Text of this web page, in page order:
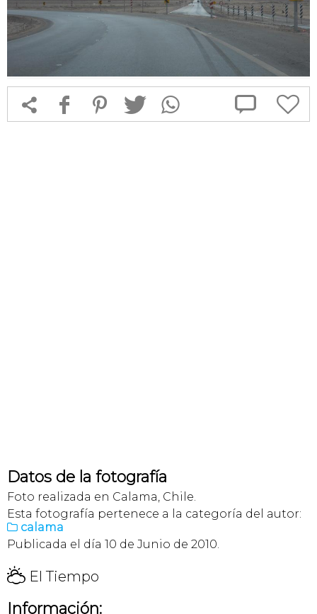
 f 1 T  
Datos de la fotografía
Foto realizada en Calama, Chile.
Esta fotografía pertenece a la categoría del autor:
 calama
Publicada el día 10 de Junio de 2010.
H El Tiempo
Información: